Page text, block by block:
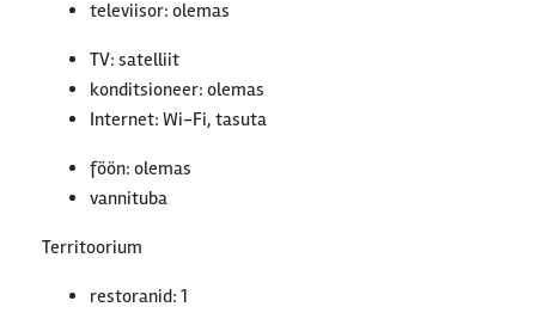
televiisor: olemas
TV: satelliit
konditsioneer: olemas
Internet: Wi-Fi, tasuta
föön: olemas
vannituba
Territoorium
restoranid: 1